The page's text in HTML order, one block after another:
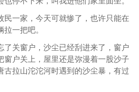
民一家，今天可就惨了，也许只能在
一把吧。
了关窗户，沙尘已经刮进来了，窗户
窗户关上，屋里还是弥漫着一股沙子
古拉山沱沱河时遇到的沙尘暴，有过